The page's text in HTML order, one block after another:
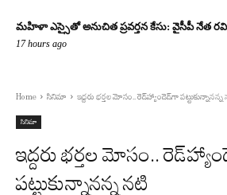
మహిళా ఎస్సైతో అనుచిత ప్రవర్తన కేసు: వైసీపీ నేత
17 hours ago